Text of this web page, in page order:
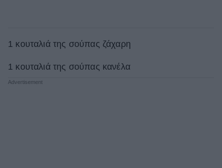
1 κουταλιά της σούπας ζάχαρη
1 κουταλιά της σούπας κανέλα